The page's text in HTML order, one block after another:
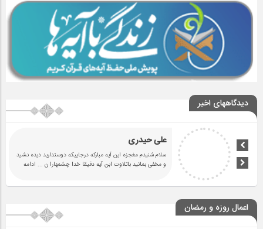
دیدگاههای اخیر
علی حیدری
سلام شنیدم مغجزه این آیه مبارکه درجاییکه دوستدارید دیده نشید
و مخفی بمانید باتلاوت ابن آیه دقیقا خدا چشمهارا ن ... ادامه
اعمال روزه و رمضان